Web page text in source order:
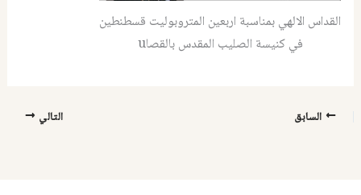
القداس الالهي بمناسبة اربعين المتروبوليت قسطنطين
في كنيسة الصليب المقدس بالقصاu
السابق التالي